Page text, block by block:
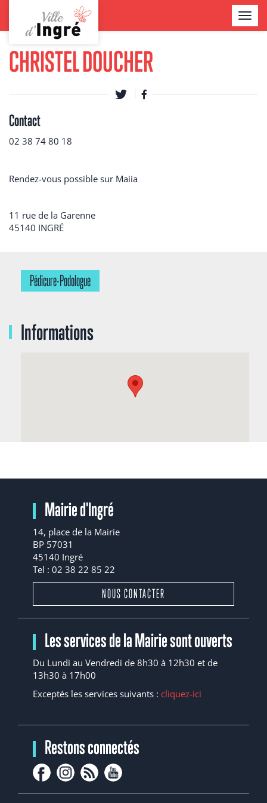
contenu
Contenu
CHRISTEL DOUCHER
Contact
02 38 74 80 18
Rendez-vous possible sur Maiia
11 rue de la Garenne
45140 INGRÉ
Pédicure-Podologue
Informations
Mairie d'Ingré
14, place de la Mairie
BP 57031
45140 Ingré
Tel : 02 38 22 85 22
NOUS CONTACTER
Les services de la Mairie sont ouverts
Du Lundi au Vendredi de 8h30 à 12h30 et de
13h30 à 17h00
Exceptés les services suivants : cliquez-ici
Restons connectés